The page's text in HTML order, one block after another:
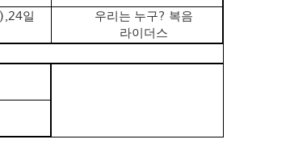
),24일 우리는 누구? 복음
라이더스